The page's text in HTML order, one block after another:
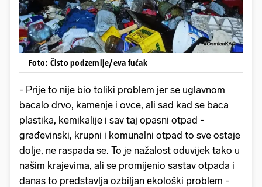
Foto: Čisto podzemlje/eva fućak
- Prije to nije bio toliki problem jer se uglavnom
bacalo drvo, kamenje i ovce, ali sad kad se baca
plastika, kemikalije i sav taj opasni otpad -
građevinski, krupni i komunalni otpad to sve ostaje
dolje, ne raspada se. To je nažalost oduvijek tako u
našim krajevima, ali se promijenio sastav otpada i
danas to predstavlja ozbiljan ekološki problem -